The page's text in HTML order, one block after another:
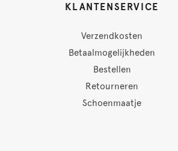
KLANTENSERVICE
Verzendkosten
Betaalmogelijkheden
Bestellen
Retourneren
Schoenmaatje